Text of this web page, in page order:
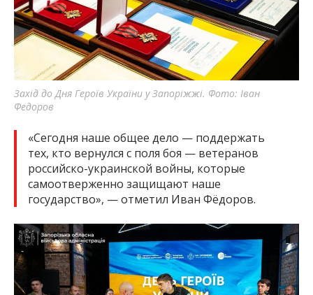
Захід до Дня Героїв України у Запоріжжі. Фото: Іван
Федоров
«Сегодня наше общее дело — поддержать
тех, кто вернулся с поля боя — ветеранов
российско-украинской войны, которые
самоотверженно защищают наше
государство», — отметил Иван Фёдоров.